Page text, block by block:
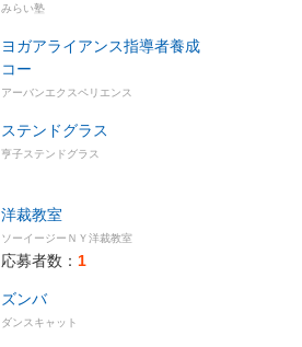
みらい塾
ヨガアライアンス指導者養成
コー
アーバンエクスペリエンス
ステンドグラス
亨子ステンドグラス
洋裁教室
ソーイージーＮＹ洋裁教室
応募者数： 1
ズンバ
ダンスキャット